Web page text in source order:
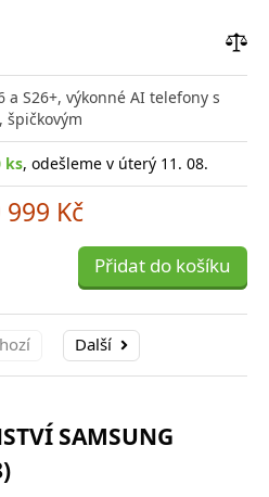
a S26+, výkonné AI telefony s
špičkovým
ks, odešleme v úterý 11. 08.
999 Kč
Přidat do košíku
Další
SAMSUNG